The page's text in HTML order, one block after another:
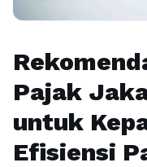
Pajak
untuk
Efisiensi